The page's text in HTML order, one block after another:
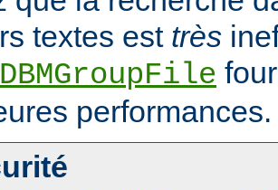
textes est très
performances.